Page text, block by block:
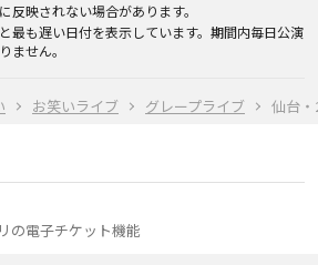
お笑いライブ グレープライブ 仙台
反映されない場合があります。
最も遅い日付を表示しています。期間内毎日公演
ません。
の電子チケット機能